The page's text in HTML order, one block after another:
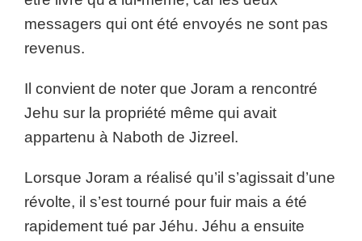
messagers qui ont été envoyés ne sont pas
revenus.
Il convient de noter que Joram a rencontré
Jehu sur la propriété même qui avait
appartenu à Naboth de Jizreel.
Lorsque Joram a réalisé qu’il s’agissait d’une
révolte, il s’est tourné pour fuir mais a été
rapidement tué par Jéhu. Jéhu a ensuite